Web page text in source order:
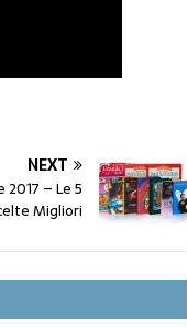
NEXT
– Le 5
Migliori